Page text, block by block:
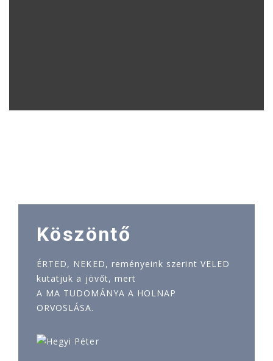
Köszöntő
ÉRTED, NEKED, reményeink szerint VELED
kutatjuk a jövőt, mert
A MA TUDOMÁNYA A HOLNAP
ORVOSLÁSA.